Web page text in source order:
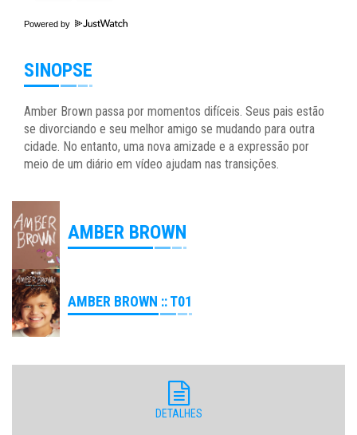
Powered by
SINOPSE
Amber Brown passa por momentos difíceis. Seus pais estão
se divorciando e seu melhor amigo se mudando para outra
cidade. No entanto, uma nova amizade e a expressão por
meio de um diário em vídeo ajudam nas transições.
AMBER BROWN
AMBER BROWN :: T01
DETALHES